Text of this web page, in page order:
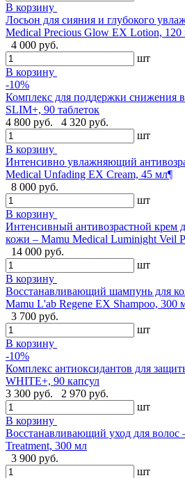
В корзину
Лосьон для сияния и глубокого
Medical Precious Glow EX Lotion, 120
4 000 руб.
шт
В корзину
-10%
Комплекс для поддержки снижения
SLIM+, 90 таблеток
4 800 руб.
4 320 руб.
шт
В корзину
Интенсивно увлажняющий
Medical Unfading EX Cream, 45 мл¶
8 000 руб.
шт
В корзину
Интенсивный антивозрастной крем
кожи – Mamu Medical Luminight Veil
14 000 руб.
шт
В корзину
Восстанавливающий шампунь для
Mamu L'ab Regene EX Shampoo, 300
3 700 руб.
шт
В корзину
-10%
Комплекс антиоксидантов для
WHITE+, 90 капсул
3 300 руб.
2 970 руб.
шт
В корзину
Восстанавливающий уход для волос
Treatment, 300 мл
3 900 руб.
шт